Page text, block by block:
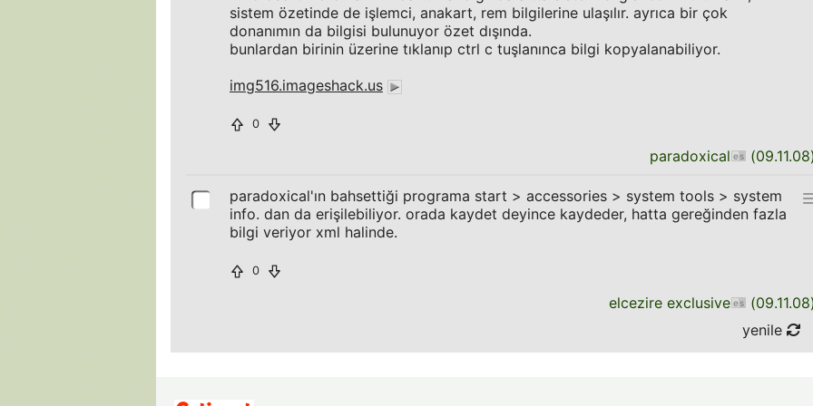
sistem özetinde de işlemci, anakart, rem bilgilerine ulaşılır. ayrıca bir çok
donanımın da bilgisi bulunuyor özet dışında.
bunlardan birinin üzerine tıklanıp ctrl c tuşlanınca bilgi kopyalanabiliyor.
img516.imageshack.us
0
paradoxical (09.11.08
paradoxical'ın bahsettiği programa start > accessories > system tools > system
info. dan da erişilebiliyor. orada kaydet deyince kaydeder, hatta gereğinden fazla
bilgi veriyor xml halinde.
0
elcezire exclusive (09.11.08
yenile